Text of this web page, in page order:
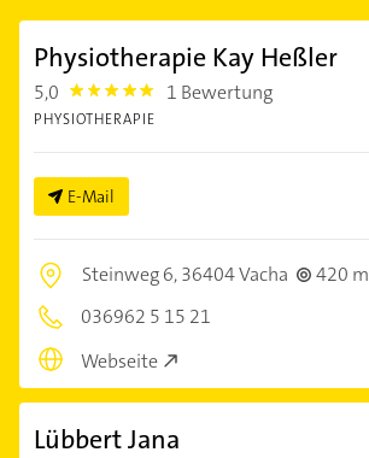
Physiotherapie Kay Heßler
5,0 5.0 1 Bewertung
PHYSIOTHERAPIE
E-Mail
Steinweg 6,36404 Vacha
420 m
036962 5 15 21
Webseite
Lübbert Jana